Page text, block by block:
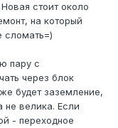
стоит около
на который
сломать=)
пару с
через блок
будет заземление,
не велика. Если
- переходное